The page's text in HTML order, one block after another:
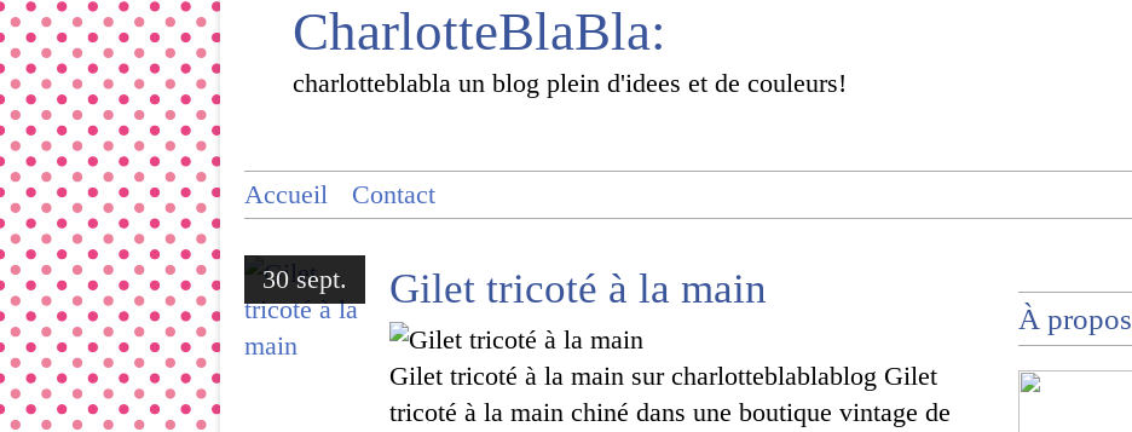
CharlotteBlaBla:
charlotteblabla un blog plein d'idees et de couleurs!
Accueil Contact
30 sept. Gilet tricoté à la main
Gilet tricoté à la main sur charlotteblablablog Gilet
tricoté à la main chiné dans une boutique vintage de
À propos